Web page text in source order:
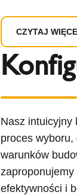
CZYTAJ
Nasz intuicyjny
proces
warunków
efektywności i